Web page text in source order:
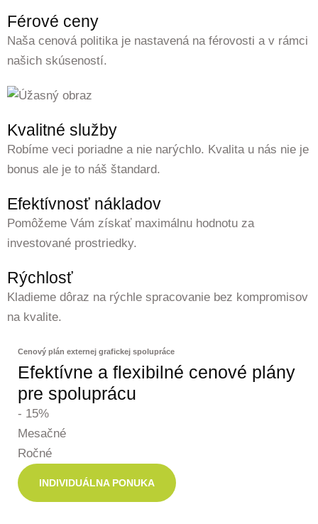
Férové ceny
Naša cenová politika je nastavená na férovosti a v rámci
našich skúseností.
Kvalitné služby
Robíme veci poriadne a nie narýchlo. Kvalita u nás nie je
bonus ale je to náš štandard.
Efektívnosť nákladov
Pomôžeme Vám získať maximálnu hodnotu za
investované prostriedky.
Rýchlosť
Kladieme dôraz na rýchle spracovanie bez kompromisov
na kvalite.
Cenový plán externej grafickej spolupráce
Efektívne a flexibilné cenové plány
pre spoluprácu
- 15%
Mesačné
Ročné
INDIVIDUÁLNA PONUKA